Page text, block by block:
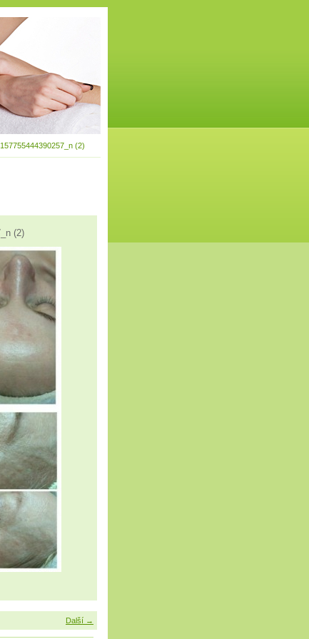
(2)
(2)
Další →